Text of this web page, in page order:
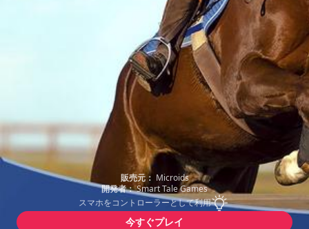
販売元： Microids
開発者：Smart Tale Games
スマホをコントローラーとして利用
今すぐプレイ